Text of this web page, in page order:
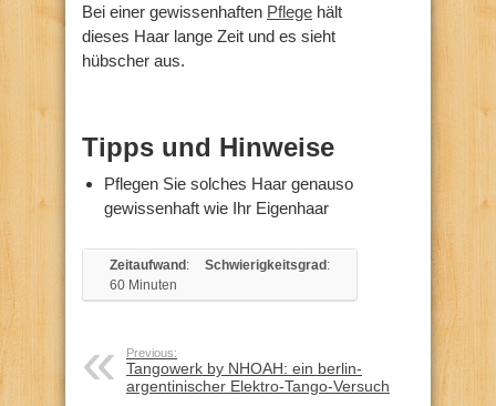
Bei einer gewissenhaften Pflege hält
dieses Haar lange Zeit und es sieht
hübscher aus.
Tipps und Hinweise
Pflegen Sie solches Haar genauso
gewissenhaft wie Ihr Eigenhaar
Zeitaufwand:
60 Minuten
Schwierigkeitsgrad:
Previous:
Tangowerk by NHOAH: ein berlin-
argentinischer Elektro-Tango-Versuch